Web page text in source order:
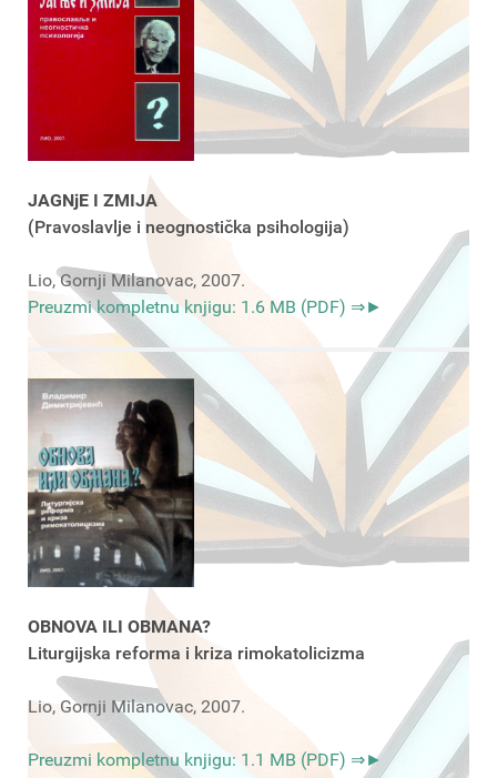
JAGNjE I ZMIJA
(Pravoslavlje i neognostička psihologija)
Lio, Gornji Milanovac, 2007.
Preuzmi kompletnu knjigu: 1.6 MB (PDF) ⇒►
OBNOVA ILI OBMANA?
Liturgijska reforma i kriza rimokatolicizma
Lio, Gornji Milanovac, 2007.
Preuzmi kompletnu knjigu: 1.1 MB (PDF) ⇒►